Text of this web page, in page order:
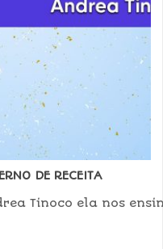
DE RECEITA
Tinoco ela nos